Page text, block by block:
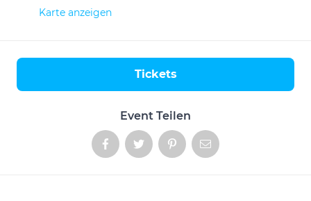
Karte anzeigen
Event Teilen
Tickets